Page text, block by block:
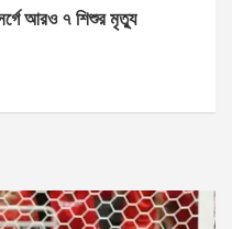
আরও ৭ শিশুর মৃত্যু